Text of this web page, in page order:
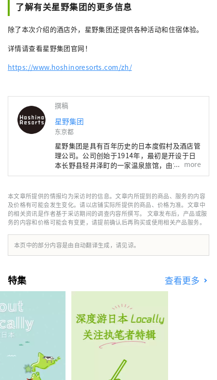
了解有关星野集团的更多信息
除了本次介绍的酒店外，星野集团还提供各种活动和住宿体验。
详情请查看星野集团官网！
https://www.hoshinoresorts.com/zh/
撰稿
星野集团
东京都
星野集团是具有百年历史的日本度假村及酒店管
理公司。公司创始于1914年，最初是开设于日
本长野县轻井泽町的一家温泉旅馆，由第四代经
营者星野佳路氏将其转型为度假酒店营运公司，
年后急速成长，现在在国内外共运营超过60家
酒店设施。星野集团致力于推广酒店所在地区本
土特色及精致细腻的日式服务，目前经营有顶级
奢华酒店品牌“虹夕诺雅”、日式精品温泉旅馆
品牌“界”、时尚亲子度假村品牌
“RISONARE”、都市观光酒店品牌
more
本文章所提供的情报均为采访时的信息。文章内所提到的商品、服务的内容
及价格有可能会发生变化。请以店铺实际所提供的商品、价格为准。文章中
的相关资讯是作者基于采访期间的调查内容所撰写。 文章发布后，产品或服
务的内容和价格可能会有变更，请提前确认后再购买或使用相关产品服务。
本页中的部分内容是由自动翻译生成，请见谅。
特集 查看更多